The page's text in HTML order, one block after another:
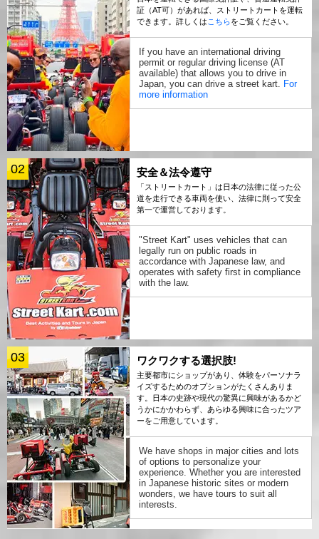
証（AT可）があれば、ストリートカートを運転
できます。詳しくは こちらをご覧ください。
If you have an international driving
permit or regular driving license (AT
available) that allows you to drive in
Japan, you can drive a street kart. For
more information
02 安全＆法令遵守
「ストリートカート」は日本の法律に従った公
道を走行できる車両を使い、法律に則って安全
第一で運営しております。
"Street Kart" uses vehicles that can
legally run on public roads in
accordance with Japanese law, and
operates with safety first in compliance
with the law.
03 ワクワクする選択肢!
主要都市にショップがあり、体験をパーソナラ
イズするためのオプションがたくさんありま
す。日本の史跡や現代の驚異に興味があるかど
うかにかかわらず、あらゆる興味に合ったツア
ーをご用意しています。
We have shops in major cities and lots
of options to personalize your
experience. Whether you are interested
in Japanese historic sites or modern
wonders, we have tours to suit all
interests.